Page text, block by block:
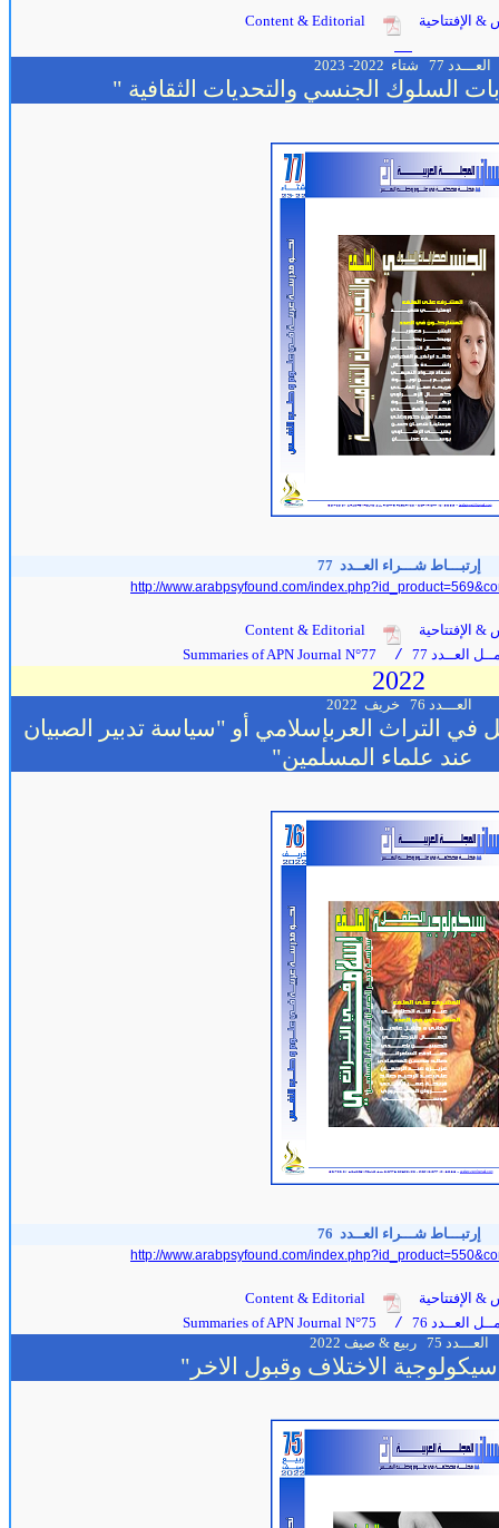
Content & Editorial & الإفتتاحية
العـــدد 77 شتاء 2022- 2023
السلوك الجنسي والتحديات الثقافية "
إرتبـــاط شـــراء العــدد 77
http://www.arabpsyfound.com/
Content & Editorial
& الإفتتاحية
Summaries of APN Journal N°77 / العــدد 77
2022
العـــدد 76 خريف 2022
التراث العربإسلامي أو "سياسة تدبير الصبيان
عند علماء المسلمين"
إرتبـــاط شـــراء العــدد 76
http://www.arabpsyfound.com/
Content & Editorial
& الإفتتاحية
Summaries of APN Journal N°75 /
العــدد 76
العـــدد 75
ربيع & صيف 2022
الاختلاف وقبول الاخر"